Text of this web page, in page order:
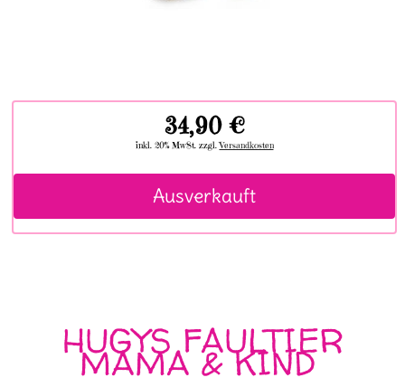
34,90 €
inkl. 20% MwSt. zzgl.Versandkosten
Ausverkauft
HUGYS FAULTIER
MAMA & KIND